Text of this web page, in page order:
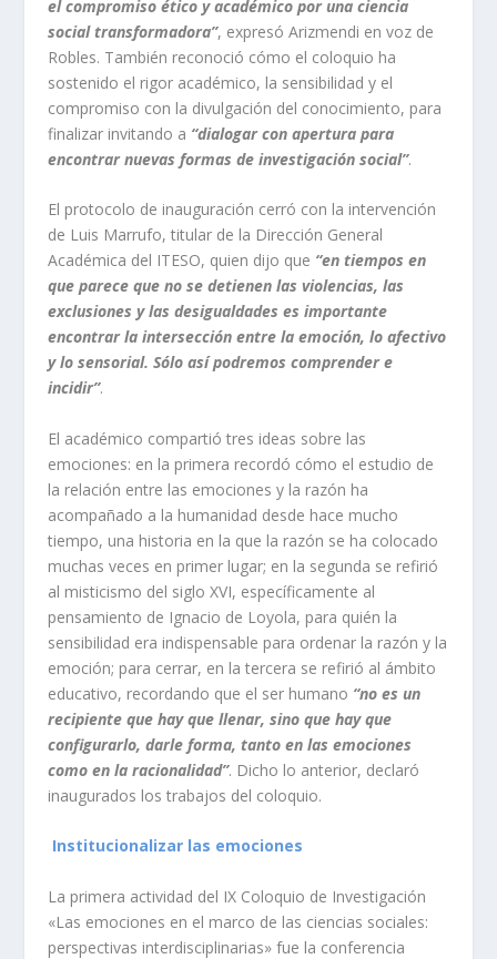
el compromiso ético y académico por una ciencia
social transformadora”, expresó Arizmendi en voz de
Robles. También reconoció cómo el coloquio ha
sostenido el rigor académico, la sensibilidad y el
compromiso con la divulgación del conocimiento, para
finalizar invitando a “dialogar con apertura para
encontrar nuevas formas de investigación social”.
El protocolo de inauguración cerró con la intervención
de Luis Marrufo, titular de la Dirección General
Académica del ITESO, quien dijo que “en tiempos en
que parece que no se detienen las violencias, las
exclusiones y las desigualdades es importante
encontrar la intersección entre la emoción, lo afectivo
y lo sensorial. Sólo así podremos comprender e
incidir”.
El académico compartió tres ideas sobre las
emociones: en la primera recordó cómo el estudio de
la relación entre las emociones y la razón ha
acompañado a la humanidad desde hace mucho
tiempo, una historia en la que la razón se ha colocado
muchas veces en primer lugar; en la segunda se refirió
al misticismo del siglo XVI, específicamente al
pensamiento de Ignacio de Loyola, para quién la
sensibilidad era indispensable para ordenar la razón y la
emoción; para cerrar, en la tercera se refirió al ámbito
educativo, recordando que el ser humano “no es un
recipiente que hay que llenar, sino que hay que
configurarlo, darle forma, tanto en las emociones
como en la racionalidad”. Dicho lo anterior, declaró
inaugurados los trabajos del coloquio.
Institucionalizar las emociones
La primera actividad del IX Coloquio de Investigación
«Las emociones en el marco de las ciencias sociales:
perspectivas interdisciplinarias» fue la conferencia